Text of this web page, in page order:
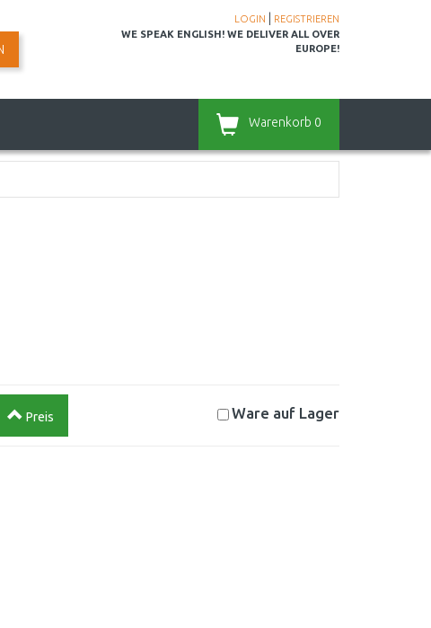
LOGIN
REGISTRIEREN
WE SPEAK ENGLISH! WE DELIVER ALL OVER
EUROPE!
Warenkorb 0
Preis Ware auf Lager